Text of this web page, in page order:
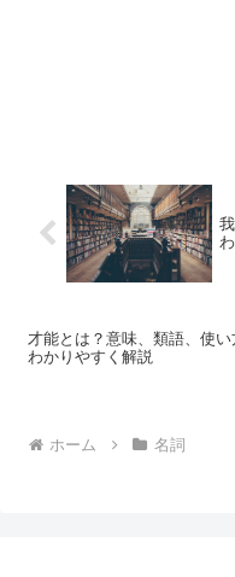
才能とは？意味、類語、使
わかりやすく解説
ホーム 名詞